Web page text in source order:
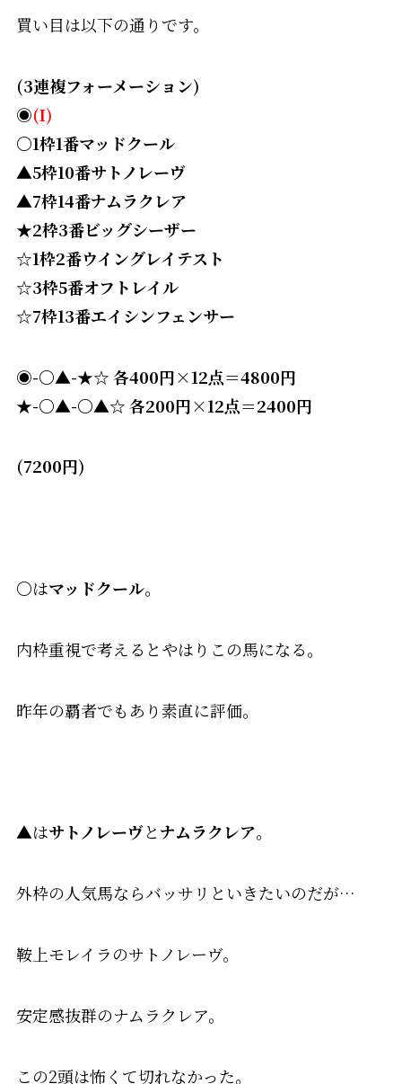
買い目は以下の通りです。
(3連複フォーメーション)
◉(I)
〇1枠1番マッドクール
▲5枠10番サトノレーヴ
▲7枠14番ナムラクレア
★2枠3番ビッグシーザー
☆1枠2番ウイングレイテスト
☆3枠5番オフトレイル
☆7枠13番エイシンフェンサー
◉-〇▲-★☆ 各400円×12点＝4800円
★-〇▲-〇▲☆ 各200円×12点＝2400円
(7200円)
〇はマッドクール。
内枠重視で考えるとやはりこの馬になる。
昨年の覇者でもあり素直に評価。
▲はサトノレーヴとナムラクレア。
外枠の人気馬ならバッサリといきたいのだが…
鞍上モレイラのサトノレーヴ。
安定感抜群のナムラクレア。
この2頭は怖くて切れなかった。